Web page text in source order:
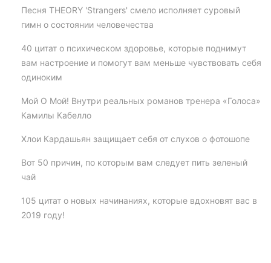
Песня THEORY 'Strangers' смело исполняет суровый
гимн о состоянии человечества
40 цитат о психическом здоровье, которые поднимут
вам настроение и помогут вам меньше чувствовать себя
одиноким
Мой О Мой! Внутри реальных романов тренера «Голоса»
Камилы Кабелло
Хлои Кардашьян защищает себя от слухов о фотошопе
Вот 50 причин, по которым вам следует пить зеленый
чай
105 цитат о новых начинаниях, которые вдохновят вас в
2019 году!